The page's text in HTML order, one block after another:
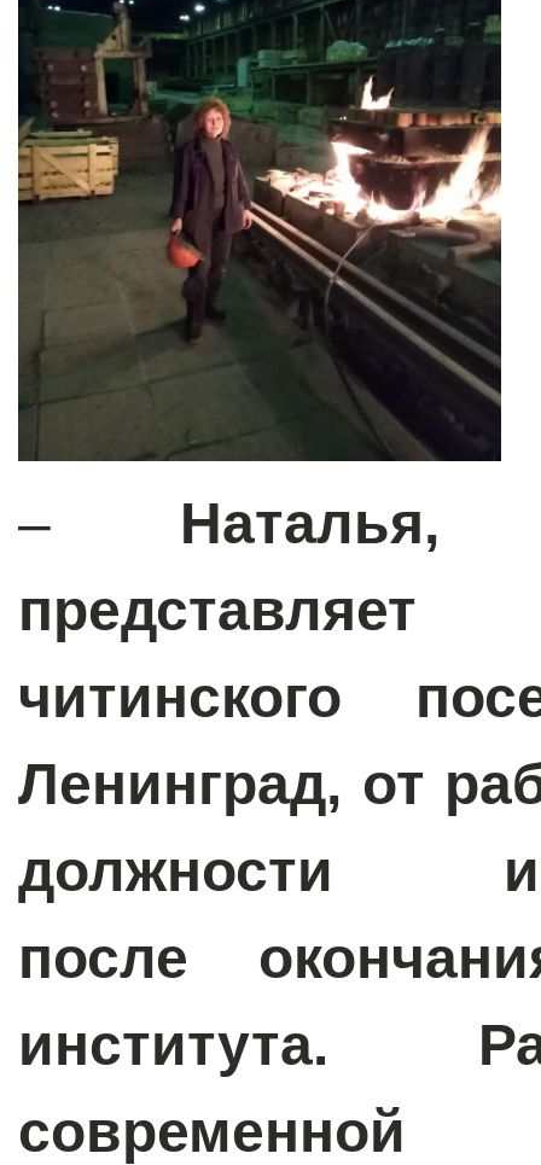
–
читинского
Ленинград, от
должности
после
института.